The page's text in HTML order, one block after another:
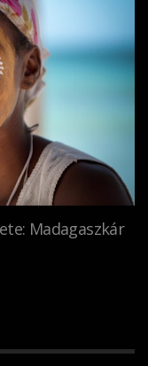
Madagaszkár